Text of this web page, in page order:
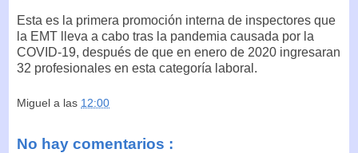
Esta es la primera promoción interna de inspectores que
la EMT lleva a cabo tras la pandemia causada por la
COVID-19, después de que en enero de 2020 ingresaran
32 profesionales en esta categoría laboral.
Miguel a las 12:00
No hay comentarios :